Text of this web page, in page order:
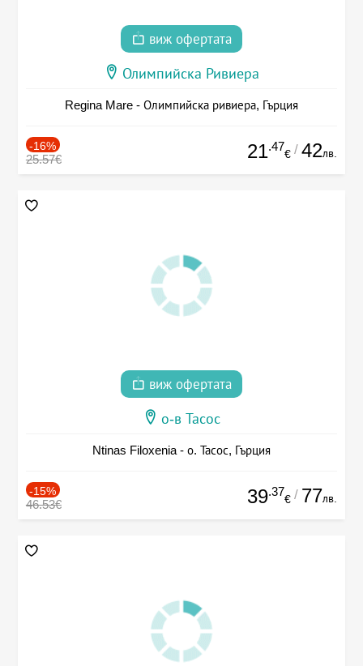
виж офертата
Олимпийска Ривиера
Regina Mare - Олимпийска ривиера, Гърция
-16%
25.57€ 21.47
€ / 42лв.
виж офертата
о-в Тасос
Ntinas Filoxenia - о. Тасос, Гърция
-15%
46.53€ 39.37
€ / 77лв.